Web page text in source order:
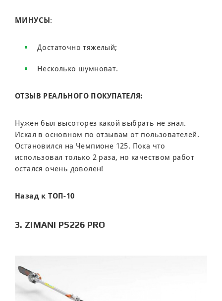
МИНУСЫ :
Достаточно тяжелый;
Несколько шумноват.
ОТЗЫВ РЕАЛЬНОГО ПОКУПАТЕЛЯ:
Нужен был высоторез какой выбрать не знал.
Искал в основном по отзывам от пользователей.
Остановился на Чемпионе 125. Пока что
использовал только 2 раза, но качеством работ
остался очень доволен!
Назад к ТОП-10
3. ZIMANI PS226 PRO